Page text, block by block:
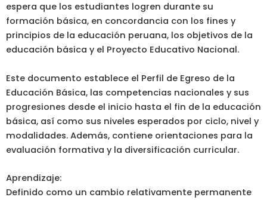
espera que los estudiantes logren durante su
formación básica, en concordancia con los fines y
principios de la educación peruana, los objetivos de la
educación básica y el Proyecto Educativo Nacional.
Este documento establece el Perfil de Egreso de la
Educación Básica, las competencias nacionales y sus
progresiones desde el inicio hasta el fin de la educación
básica, así como sus niveles esperados por ciclo, nivel y
modalidades. Además, contiene orientaciones para la
evaluación formativa y la diversificación curricular.
Aprendizaje:
Definido como un cambio relativamente permanente